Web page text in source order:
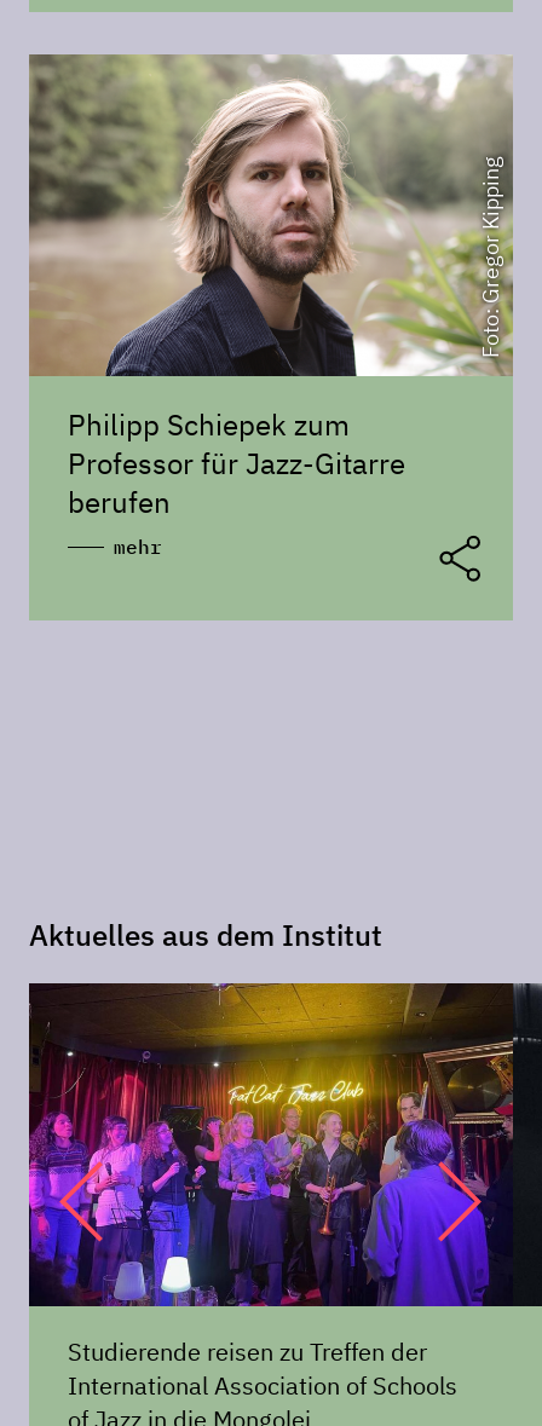
Foto: Gregor Kipping
Philipp Schiepek zum
Professor für Jazz-Gitarre
berufen
mehr
Aktuelles aus dem Institut
Studierende reisen zu Treffen der
International Association of Schools
of Jazz in die Mongolei